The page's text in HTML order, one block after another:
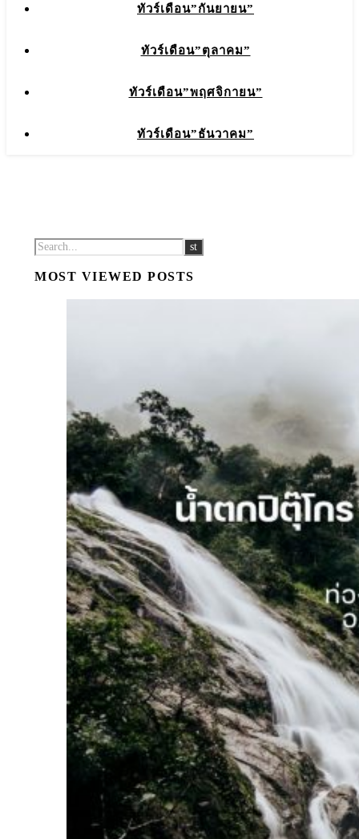
ทัวร์เดือน”กันยายน”
ทัวร์เดือน”ตุลาคม”
ทัวร์เดือน”พฤศจิกายน”
ทัวร์เดือน”ธันวาคม”
MOST VIEWED POSTS